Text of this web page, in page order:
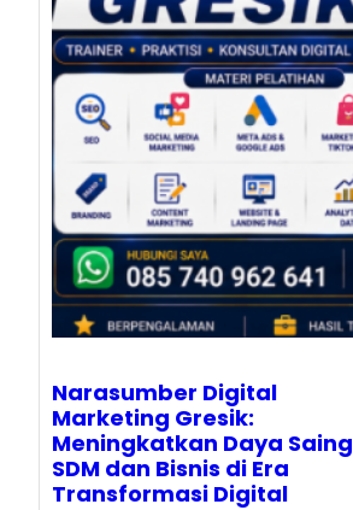
Narasumber Digital
Marketing Gresik:
Meningkatkan Daya Saing
SDM dan Bisnis di Era
Transformasi Digital